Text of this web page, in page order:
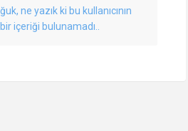
ne yazık ki bu kullanıcının
içeriği bulunamadı..